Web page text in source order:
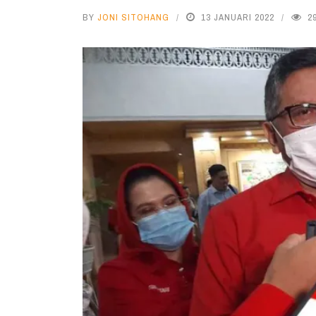
BY JONI SITOHANG 13 JANUARI 2022